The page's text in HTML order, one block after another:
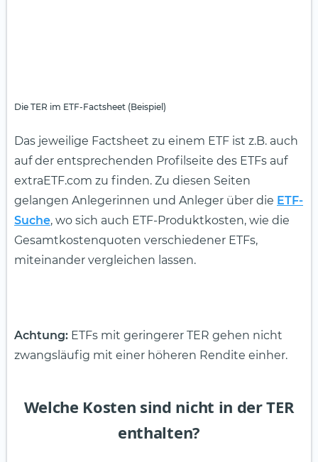
Die TER im ETF-Factsheet (Beispiel)
Das jeweilige Factsheet zu einem ETF ist z.B. auch
auf der entsprechenden Profilseite des ETFs auf
extraETF.com zu finden. Zu diesen Seiten
gelangen Anlegerinnen und Anleger über die ETF-
Suche, wo sich auch ETF-Produktkosten, wie die
Gesamtkostenquoten verschiedener ETFs,
miteinander vergleichen lassen.
Achtung: ETFs mit geringerer TER gehen nicht
zwangsläufig mit einer höheren Rendite einher.
Welche Kosten sind nicht in der TER
enthalten?